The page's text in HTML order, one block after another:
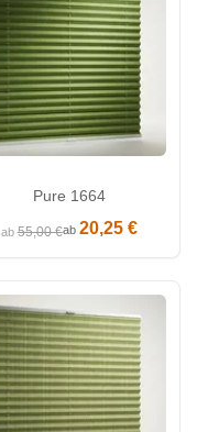
Pure 1664
ab55,00 €ab 20,25 €